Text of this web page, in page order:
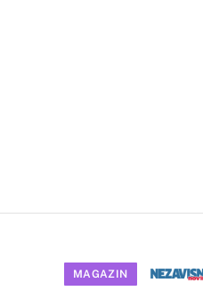
MAGAZIN